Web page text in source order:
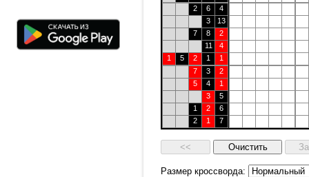
2
6
4
3
13
7
8
2
11
4
1
5 2 1
1
7
3
2
5
4
1
3
5
1
2
6
2
1 7
Размер кроссворда: